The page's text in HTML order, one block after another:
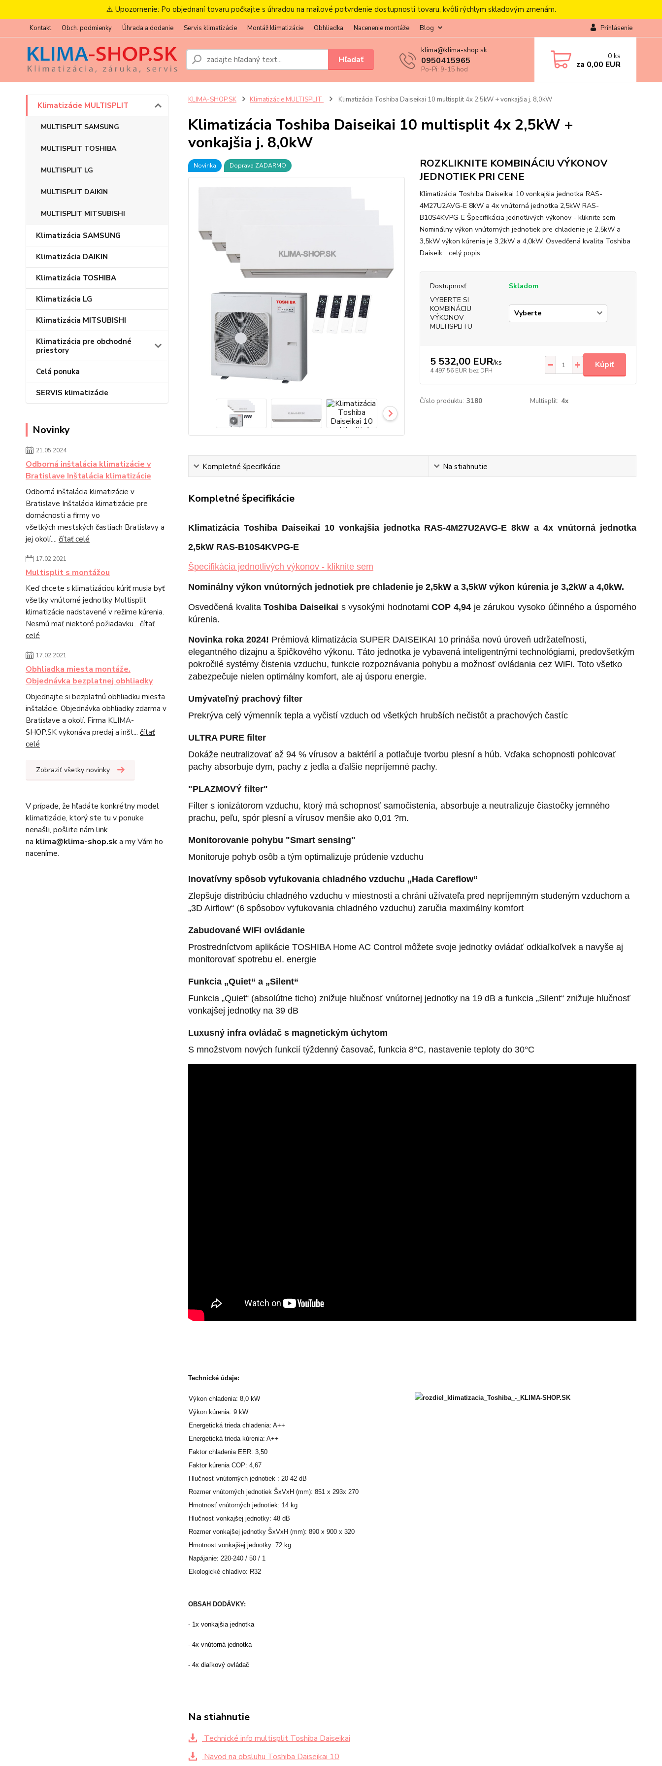
⚠️ Upozornenie: Po objednaní tovaru počkajte s úhradou na mailové potvrdenie dostupnosti tovaru, kvôli rýchlym skladovým zmenám.
Kontakt Obch. podmienky Úhrada a dodanie Servis klimatizácie Montáž klimatizácie Obhliadka Nacenenie montáže Blog Prihlásenie
Hľadať
klima@klima-shop.sk
0950415965
Po-Pi: 9-15 hod
0 ks
za 0,00 EUR
Klimatizácie MULTISPLIT
MULTISPLIT SAMSUNG
MULTISPLIT TOSHIBA
MULTISPLIT LG
MULTISPLIT DAIKIN
MULTISPLIT MITSUBISHI
Klimatizácia SAMSUNG
Klimatizácia DAIKIN
Klimatizácia TOSHIBA
Klimatizácia LG
Klimatizácia MITSUBISHI
Klimatizácia pre obchodné
priestory
Celá ponuka
SERVIS klimatizácie
Novinky
21.05.2024
Odborná inštalácia klimatizácie v
Bratislave Inštalácia klimatizácie
Odborná inštalácia klimatizácie v
Bratislave Inštalácia klimatizácie pre
domácnosti a firmy vo
všetkých mestských častiach Bratislavy a
jej okolí.... čítať celé
17.02.2021
Multisplit s montážou
Keď chcete s klimatizáciou kúriť musia byť
všetky vnútorné jednotky Multisplit
klimatizácie nadstavené v režime kúrenia.
Nesmú mať niektoré požiadavku... čítať
celé
17.02.2021
Obhliadka miesta montáže.
Objednávka bezplatnej obhliadky
Objednajte si bezplatnú obhliadku miesta
inštalácie. Objednávka obhliadky zdarma v
Bratislave a okolí. Firma KLIMA-
SHOP.SK vykonáva predaj a inšt... čítať
celé
Zobraziť všetky novinky
V prípade, že hľadáte konkrétny model
klimatizácie, ktorý ste tu v ponuke
nenašli, pošlite nám link
na klima@klima-shop.ska my Vám ho
naceníme.
KLIMA-SHOP.SK Klimatizácie MULTISPLIT Klimatizácia Toshiba Daiseikai 10 multisplit 4x 2,5kW + vonkajšia j. 8,0kW
Klimatizácia Toshiba Daiseikai 10 multisplit 4x 2,5kW +
vonkajšia j. 8,0kW
Novinka Doprava ZADARMO
ROZKLIKNITE KOMBINÁCIU VÝKONOV
JEDNOTIEK PRI CENE
Klimatizácia Toshiba Daiseikai 10 vonkajšia jednotka RAS-
4M27U2AVG-E 8kW a 4x vnútorná jednotka 2,5kW RAS-
B10S4KVPG-E Špecifikácia jednotlivých výkonov - kliknite sem
Nominálny výkon vnútorných jednotiek pre chladenie je 2,5kW a
3,5kW výkon kúrenia je 3,2kW a 4,0kW. Osvedčená kvalita Toshiba
Daiseik... celý popis
Dostupnosť
Skladom
VYBERTE SI
KOMBINÁCIU
VÝKONOV
MULTISPLITU
5 532,00 EUR/ks
4 497,56 EUR bez DPH
Kúpiť
Číslo produktu: 3180 Multisplit: 4x
Kompletné špecifikácie Na stiahnutie
Kompletné špecifikácie
Klimatizácia Toshiba Daiseikai 10 vonkajšia jednotka RAS-4M27U2AVG-E 8kW a 4x vnútorná jednotka
2,5kW RAS-B10S4KVPG-E
Špecifikácia jednotlivých výkonov - kliknite sem
Nominálny výkon vnútorných jednotiek pre chladenie je 2,5kW a 3,5kW výkon kúrenia je 3,2kW a 4,0kW.
Osvedčená kvalitaToshiba Daiseikai s vysokými hodnotamiCOP 4,94 je zárukou vysoko účinného a úsporného
kúrenia.
Novinka roka 2024! Prémiová klimatizácia SUPER DAISEIKAI 10 prináša novú úroveň udržateľnosti,
elegantného dizajnu a špičkového výkonu. Táto jednotka je vybavená inteligentnými technológiami, predovšetkým
pokročilé systémy čistenia vzduchu, funkcie rozpoznávania pohybu a možnosť ovládania cez WiFi. Toto všetko
zabezpečuje nielen optimálny komfort, ale aj úsporu energie.
Umývateľný prachový filter
Prekrýva celý výmenník tepla a vyčistí vzduch od všetkých hrubších nečistôt a prachových častíc
ULTRA PURE filter
Dokáže neutralizovať až 94 % vírusov a baktérií a potlačuje tvorbu plesní a húb. Vďaka schopnosti pohlcovať
pachy absorbuje dym, pachy z jedla a ďalšie nepríjemné pachy.
"PLAZMOVÝ filter"
Filter s ionizátorom vzduchu, ktorý má schopnosť samočistenia, absorbuje a neutralizuje čiastočky jemného
prachu, peľu, spór plesní a vírusov menšie ako 0,01 ?m.
Monitorovanie pohybu "Smart sensing"
Monitoruje pohyb osôb a tým optimalizuje prúdenie vzduchu
Inovatívny spôsob vyfukovania chladného vzduchu „Hada Careflow“
Zlepšuje distribúciu chladného vzduchu v miestnosti a chráni užívateľa pred nepríjemným studeným vzduchom a
„3D Airflow“ (6 spôsobov vyfukovania chladného vzduchu) zaručia maximálny komfort
Zabudované WIFI ovládanie
Prostredníctvom aplikácie TOSHIBA Home AC Control môžete svoje jednotky ovládať odkiaľkoľvek a navyše aj
monitorovať spotrebu el. energie
Funkcia „Quiet“ a „Silent“
Funkcia „Quiet“ (absolútne ticho) znižuje hlučnosť vnútornej jednotky na 19 dB a funkcia „Silent“ znižuje hlučnosť
vonkajšej jednotky na 39 dB
Luxusný infra ovládač s magnetickým úchytom
S množstvom nových funkcií týždenný časovač, funkcia 8°C, nastavenie teploty do 30°C
Technické údaje:
Výkon chladenia: 8,0 kW
Výkon kúrenia: 9 kW
Energetická trieda chladenia: A++
Energetická trieda kúrenia: A++
Faktor chladenia EER: 3,50
Faktor kúrenia COP: 4,67
Hlučnosť vnútorných jednotiek : 20-42 dB
Rozmer vnútorných jednotiek ŠxVxH (mm): 851 x 293x 270
Hmotnosť vnútorných jednotiek: 14 kg
Hlučnosť vonkajšej jednotky: 48 dB
Rozmer vonkajšej jednotky ŠxVxH (mm): 890 x 900 x 320
Hmotnost vonkajšej jednotky: 72 kg
Napájanie: 220-240 / 50 / 1
Ekologické chladivo: R32
OBSAH DODÁVKY:
- 1x vonkajšia jednotka
- 4x vnútorná jednotka
- 4x diaľkový ovládač
Na stiahnutie
Technické info multisplit Toshiba Daiseikai
Navod na obsluhu Toshiba Daiseikai 10